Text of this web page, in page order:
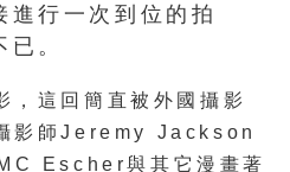
進行一次到位的拍
。
，這回簡直被外國攝影
影師Jeremy Jackson
Escher與其它漫畫著